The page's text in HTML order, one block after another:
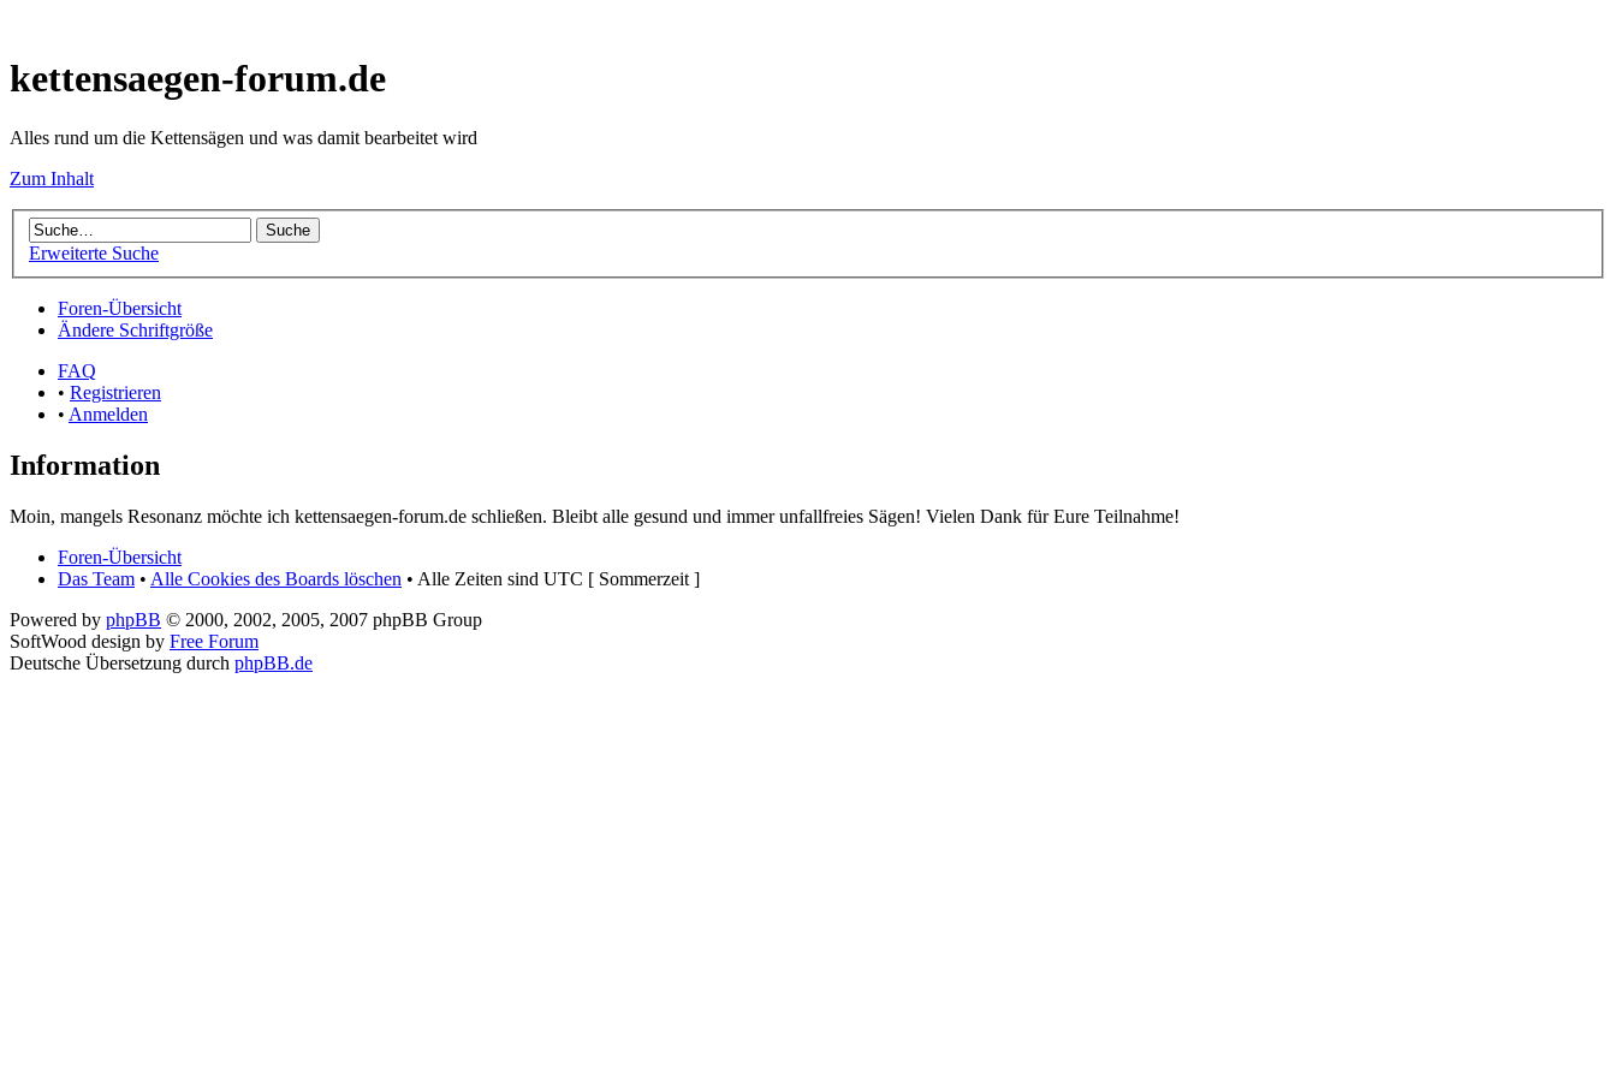
kettensaegen-forum.de
Alles rund um die Kettensägen und was damit bearbeitet wird
Zum Inhalt
Erweiterte Suche
Foren-Übersicht
Ändere Schriftgröße
FAQ
• Registrieren
• Anmelden
Information
Moin, mangels Resonanz möchte ich kettensaegen-forum.de schließen. Bleibt alle gesund und immer unfallfreies Sägen! Vielen Dank für Eure Teilnahme!
Foren-Übersicht
Das Team • Alle Cookies des Boards löschen • Alle Zeiten sind UTC [ Sommerzeit ]
Powered by phpBB © 2000, 2002, 2005, 2007 phpBB Group
SoftWood design by Free Forum
Deutsche Übersetzung durch phpBB.de